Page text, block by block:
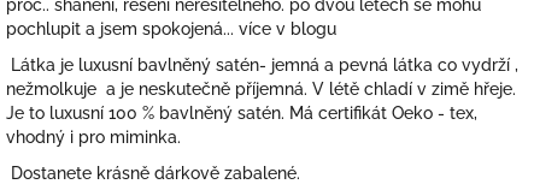
proč.. shánění, řešení neřešitelného. po dvou letech se mohu
pochlupit a jsem spokojená... více v blogu
Látka je luxusní bavlněný satén- jemná a pevná látka co vydrží ,
nežmolkuje a je neskutečně příjemná. V létě chladí v zimě hřeje.
Je to luxusní 100 % bavlněný satén. Má certifikát Oeko - tex,
vhodný i pro miminka.
Dostanete krásně dárkově zabalené.